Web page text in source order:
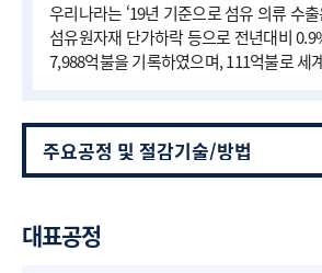
우리나라는 ‘19년 기준으로 섬유 의류 수
섬유원자재 단가하락 등으로 전년대비
7,988억불을 기록하였으며, 111억불로 세
대표공정